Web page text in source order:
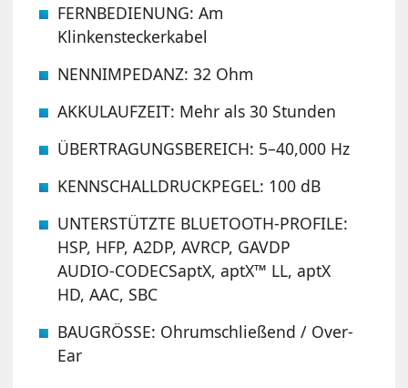
FERNBEDIENUNG: Am
Klinkensteckerkabel
NENNIMPEDANZ: 32 Ohm
AKKULAUFZEIT: Mehr als 30 Stunden
ÜBERTRAGUNGSBEREICH: 5–40,000 Hz
KENNSCHALLDRUCKPEGEL: 100 dB
UNTERSTÜTZTE BLUETOOTH-PROFILE:
HSP, HFP, A2DP, AVRCP, GAVDP
AUDIO-CODECSaptX, aptX™ LL, aptX
HD, AAC, SBC
BAUGRÖSSE: Ohrumschließend / Over-
Ear